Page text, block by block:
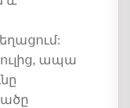
:
, ապա